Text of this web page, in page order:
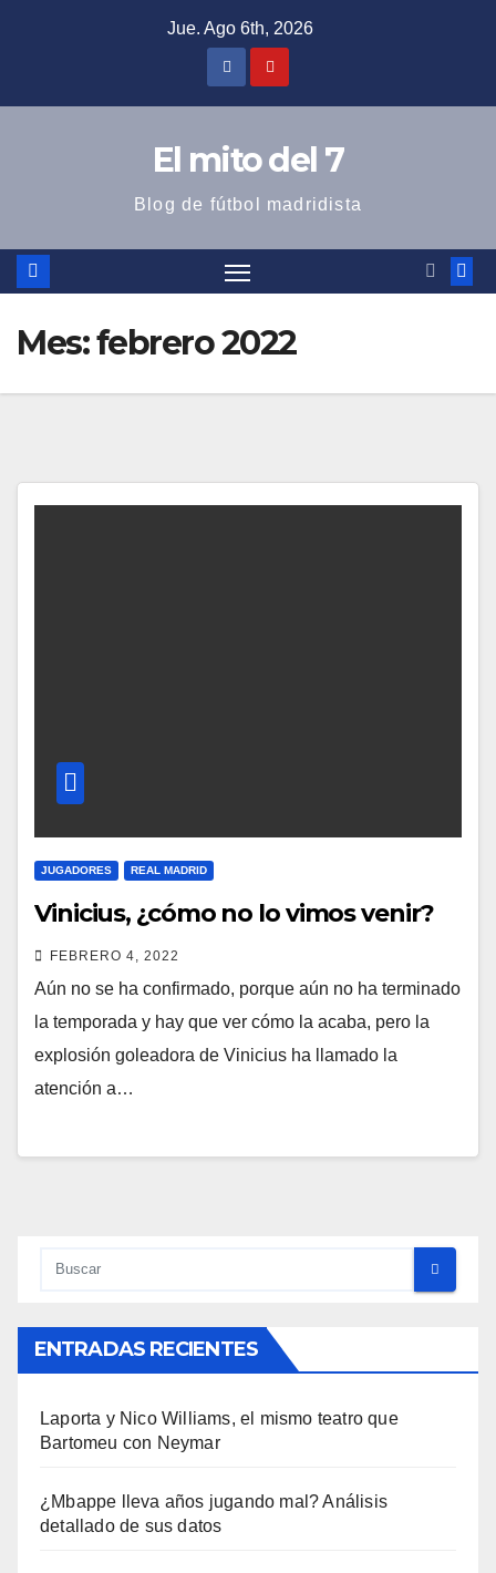
Jue. Ago 6th, 2026
El mito del 7
Blog de fútbol madridista
Mes:febrero 2022
JUGADORES REAL MADRID
Vinicius, ¿cómo no lo vimos venir?
FEBRERO 4, 2022
Aún no se ha confirmado, porque aún no ha terminado
la temporada y hay que ver cómo la acaba, pero la
explosión goleadora de Vinicius ha llamado la
atención a…
ENTRADAS RECIENTES
Laporta y Nico Williams, el mismo teatro que
Bartomeu con Neymar
¿Mbappe lleva años jugando mal? Análisis
detallado de sus datos